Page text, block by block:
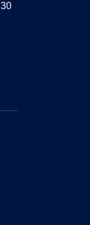
30